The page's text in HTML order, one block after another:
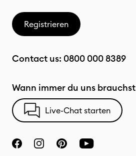
Registrieren
Contact us: 0800 000 8389
Wann immer du uns brauchst
Live-Chat starten